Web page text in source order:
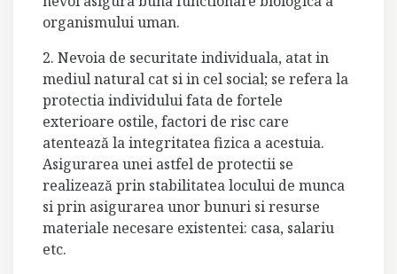
organismului uman.
2. Nevoia de securitate individuala, atat in
mediul natural cat si in cel social; se refera la
protectia individului fata de fortele
exterioare ostile, factori de risc care
atentează la integritatea fizica a acestuia.
Asigurarea unei astfel de protectii se
realizează prin stabilitatea locului de munca
si prin asigurarea unor bunuri si resurse
materiale necesare existentei: casa, salariu
etc.